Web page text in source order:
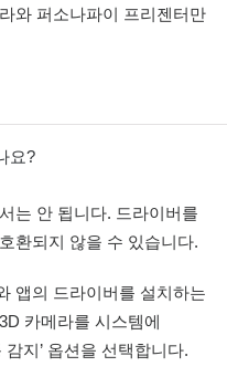
와 퍼소나파이 프리젠터만
요?
는 안 됩니다. 드라이버를
환되지 않을 수 있습니다.
앱의 드라이버를 설치하는
카메라를 시스템에
지’ 옵션을 선택합니다.